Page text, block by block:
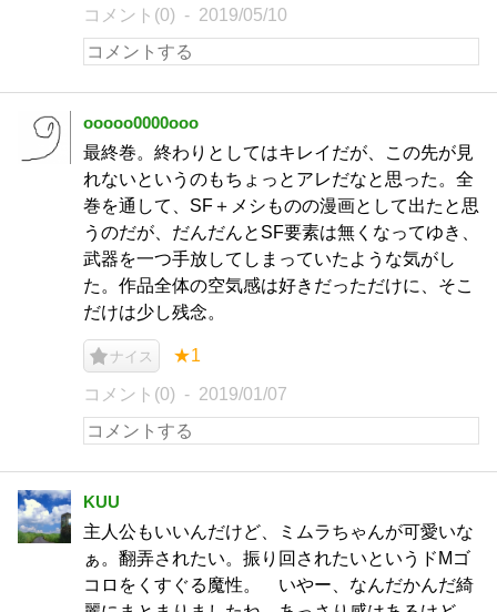
コメント(0) 2019/05/10
ooooo0000ooo
最終巻。終わりとしてはキレイだが、この先が見
れないというのもちょっとアレだなと思った。全
巻を通して、SF＋メシものの漫画として出たと思
うのだが、だんだんとSF要素は無くなってゆき、
武器を一つ手放してしまっていたような気がし
た。作品全体の空気感は好きだっただけに、そこ
だけは少し残念。
ナイス ★1
コメント(0) 2019/01/07
KUU
主人公もいいんだけど、ミムラちゃんが可愛いな
ぁ。翻弄されたい。振り回されたいというドMゴ
コロをくすぐる魔性。 いやー、なんだかんだ綺